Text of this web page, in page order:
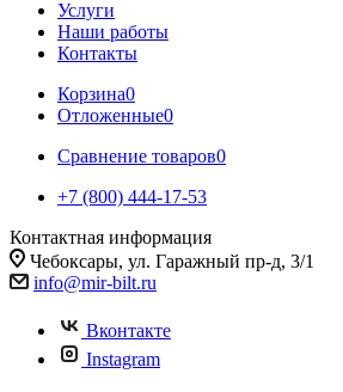
Услуги
Наши работы
Контакты
Корзина0
Отложенные0
Сравнение товаров0
+7 (800) 444-17-53
Контактная информация
Чебоксары, ул. Гаражный пр-д, 3/1
info@mir-bilt.ru
Вконтакте
Instagram